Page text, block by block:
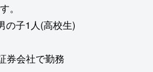
。
の子1人(高校生)
券会社で勤務